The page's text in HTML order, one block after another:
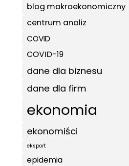
blog makroekonomiczny
centrum analiz
COVID
COVID-19
dane dla biznesu
dane dla firm
ekonomia
ekonomiści
eksport
epidemia